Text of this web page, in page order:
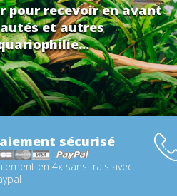
pour recevoir en avant
et autres
sécurisé
en 4x sans frais avec